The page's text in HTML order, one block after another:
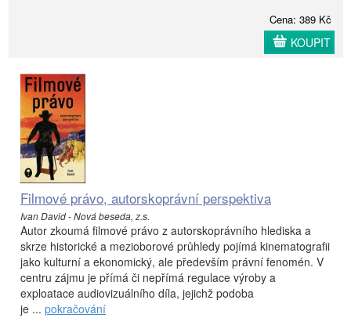
Cena: 389 Kč
KOUPIT
Filmové právo, autorskoprávní perspektiva
Ivan David - Nová beseda, z.s.
Autor zkoumá filmové právo z autorskoprávního hlediska a
skrze historické a mezioborové průhledy pojímá kinematografii
jako kulturní a ekonomický, ale především právní fenomén. V
centru zájmu je přímá či nepřímá regulace výroby a
exploatace audiovizuálního díla, jejichž podoba
je ... pokračování